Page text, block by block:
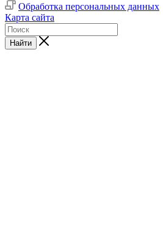
Обработка персональных данных
Карта сайта
Найти